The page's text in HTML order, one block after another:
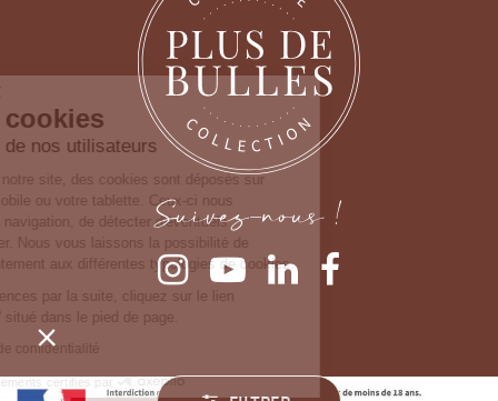
Suivez-nous !
Continuer sans accepter
Gestion des cookies
Nous prenons soin de nos utilisateurs
Lorsque vous consultez notre site, des cookies
sont déposés sur votre ordinateur, votre mobile ou
votre tablette. Ceux-ci nous permettent de faciliter
la navigation, de détecter d'éventuels problèmes et d'y remédier. Nous
vous laissons la possibilité de paramétrer votre consentement aux
différentes typologies de cookies.
Pour modifier vos préférences par la suite, cliquez sur le lien
'Préférences de cookies' situé dans le pied de page.
Consulter notre politique de confidentialité
Consentements certifiés par